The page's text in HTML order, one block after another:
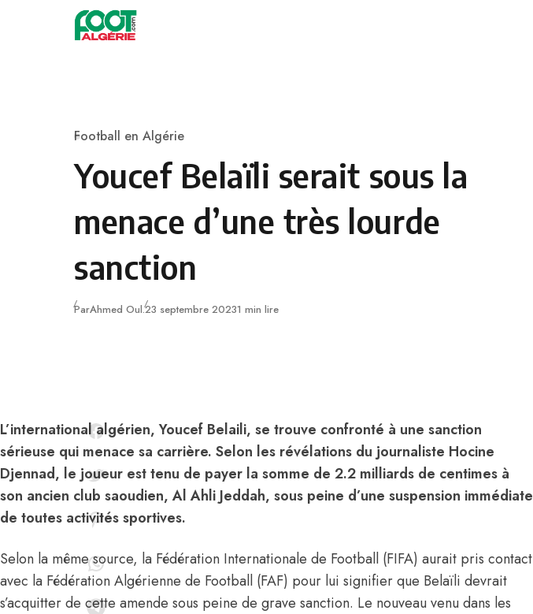
Skip to content
Category
Football en Algérie
Youcef Belaïli serait sous la
menace d’une très lourde
sanction
ParAhmed Oul.Publié
23 septembre 20231 min lire
L’international algérien, Youcef Belaili, se trouve confronté à une sanction
sérieuse qui menace sa carrière. Selon les révélations du journaliste Hocine
Djennad, le joueur est tenu de payer la somme de 2.2 milliards de centimes à
son ancien club saoudien, Al Ahli Jeddah, sous peine d’une suspension immédiate
de toutes activités sportives.
Selon la même source, la Fédération Internationale de Football (FIFA) aurait pris contact
avec la Fédération Algérienne de Football (FAF) pour lui signifier que Belaïli devrait
s’acquitter de cette amende sous peine de grave sanction. Le nouveau venu dans les